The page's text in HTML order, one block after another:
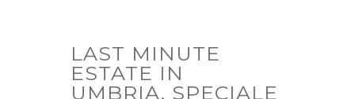
LAST MINUTE
ESTATE IN
UMBRIA, SPECIALE